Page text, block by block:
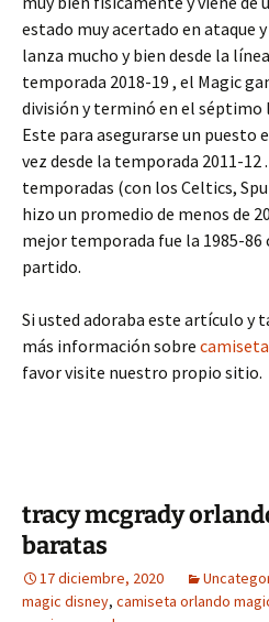
estado muy acertado en ataque
lanza mucho y bien desde la
temporada 2018-19 , el Magic
división y terminó en el séptimo
Este para asegurarse un puesto
vez desde la temporada 2011-
temporadas (con los Celtics,
hizo un promedio de menos de
mejor temporada fue la 1985-86
partido.
Si usted adoraba este artículo y
más información sobre
favor visite nuestro propio sitio.
tracy mcgrady
baratas
17 diciembre, 2020
magic disney, camiseta orlando